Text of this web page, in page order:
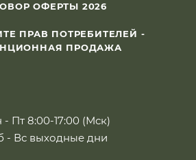
ОФЕРТЫ 2026
ПРАВ ПОТРЕБИТЕЛЕЙ -
ПРОДАЖА
- Пт 8:00-17:00 (Мск)
- Вс выходные дни